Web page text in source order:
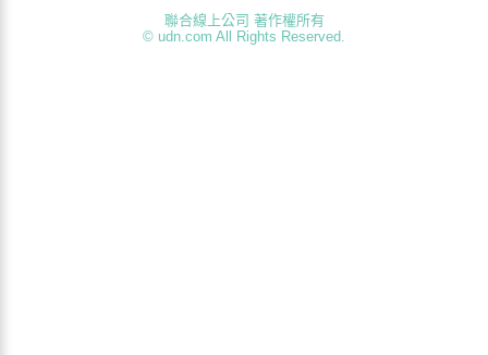
聯合線上公司 著作權所有
© udn.com All Rights Reserved.